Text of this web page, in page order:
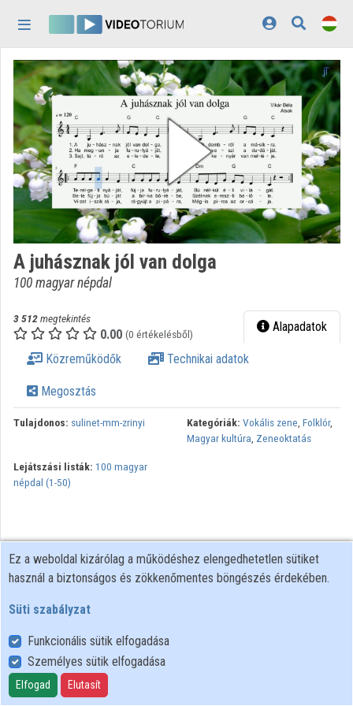
Kezdőlap
Bejelentkezés
Felfedezés
Kategóriák
Lejátszási listák
Intézmények
Közreműködők
A juhásznak jól van dolga
100 magyar népdal
3 512megtekintés
0.00 (0 értékelésből) Alapadatok
Közreműködők Technikai adatok
Megosztás
Tulajdonos: sulinet-mm-zrinyi Kategóriák: Vokális zene, Folklór,
Magyar kultúra, Zeneoktatás
Lejátszási listák: 100 magyar
népdal (1-50)
Felhasználói szabályzat
Adatkezelési tájékoztató
Süti szabályzat
Ez a weboldal kizárólag a működéshez elengedhetetlen sütiket
használ a biztonságos és zökkenőmentes böngészés érdekében.
Süti szabályzat
Funkcionális sütik elfogadása
Személyes sütik elfogadása
Elfogad Elutasít